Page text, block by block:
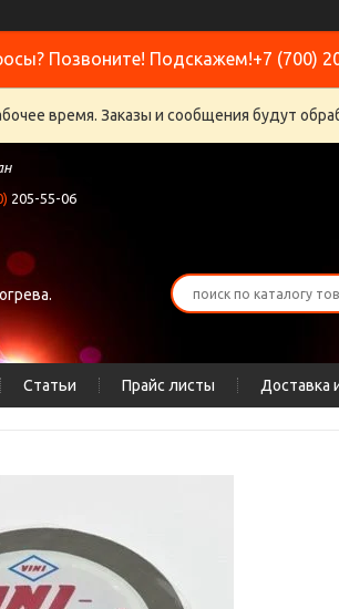
Позвоните! Подскажем!+7 (700)
время. Заказы и сообщения будут
205-55-06
Статьи Прайс листы Доставка